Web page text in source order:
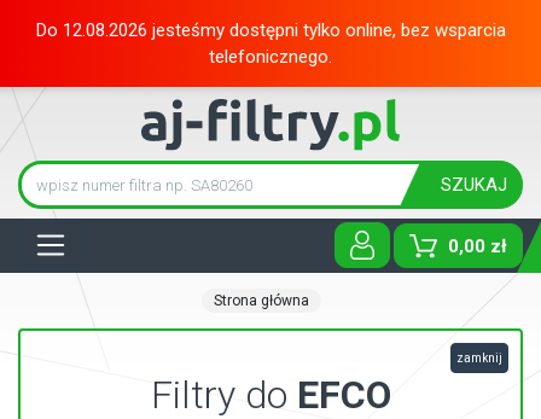
Do 12.08.2026 jesteśmy dostępni tylko online, bez wsparcia
telefonicznego.
SZUKAJ
0,00 zł
Strona główna
Filtry do EFCO
zamknij